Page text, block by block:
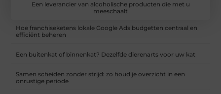
Een leverancier van alcoholische producten die met u
meeschaalt
Hoe franchiseketens lokale Google Ads budgetten centraal en
efficiënt beheren
Een buitenkat of binnenkat? Dezelfde dierenarts voor uw kat
Samen scheiden zonder strijd: zo houd je overzicht in een
onrustige periode